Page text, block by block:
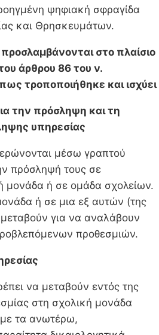
ψηφιακή σφραγίδα
και Θρησκευμάτων.
στο πλαίσιο
άρθρου 86 του ν.
τροποποιήθηκε και ισχύει
την πρόσληψη και τη
υπηρεσίας
μέσω γραπτού
πρόσληψή τους σε
μονάδα ή σε ομάδα σχολείων.
ή σε μια εξ αυτών (της
για να αναλάβουν
προθεσμιών.
να μεταβούν εντός της
στη σχολική μονάδα
τα ανωτέρω,